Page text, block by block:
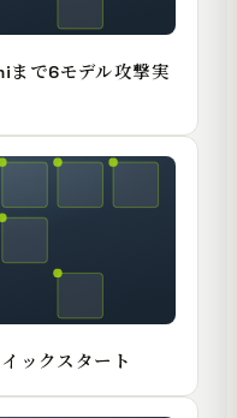
まで6モデル攻撃実
ックスタート